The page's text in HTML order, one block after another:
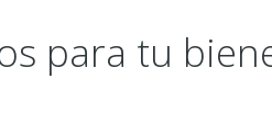
para tu